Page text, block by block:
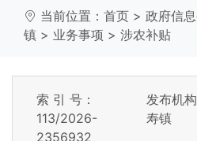
当前位置： 首页 > 政府信
镇 > 业务事项 > 涉农补贴
索 引 号：
113/2026-
2356932
发布机
寿镇